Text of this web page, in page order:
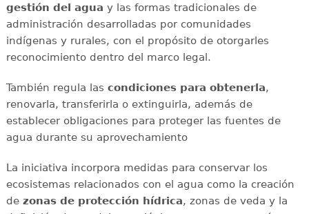
gestión del agua y las formas tradicionales de
administración desarrolladas por comunidades
indígenas y rurales, con el propósito de otorgarles
reconocimiento dentro del marco legal.
También regula las condiciones para obtenerla,
renovarla, transferirla o extinguirla, además de
establecer obligaciones para proteger las fuentes de
agua durante su aprovechamiento
La iniciativa incorpora medidas para conservar los
ecosistemas relacionados con el agua como la creación
de zonas de protección hídrica, zonas de veda y la